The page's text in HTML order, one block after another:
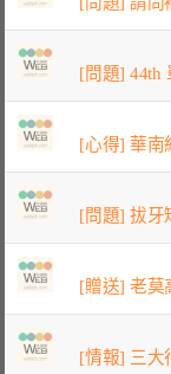
[問題] 44th
[心得] 華南
[問題] 拔牙
[贈送] 老莫
[情報] 三大